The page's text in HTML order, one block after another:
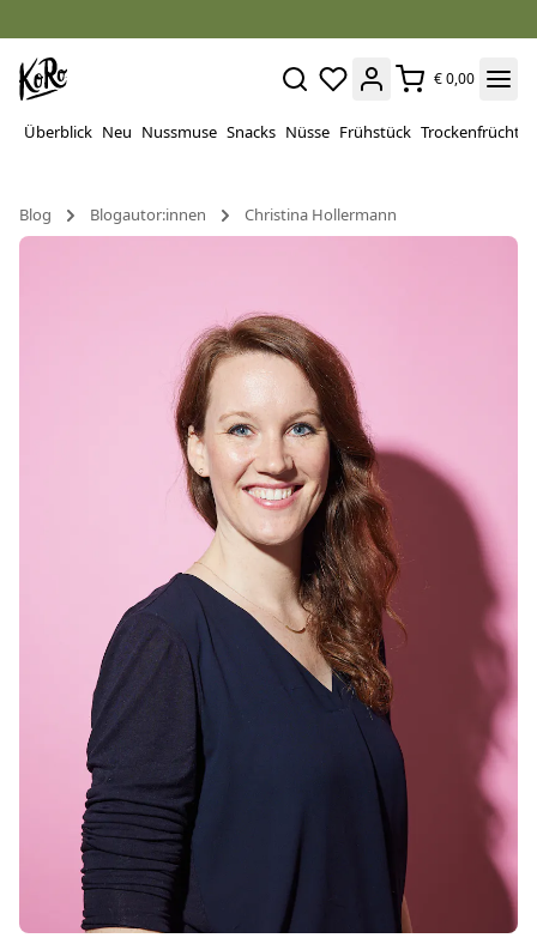
€ 0,00
Überblick Neu Nussmuse Snacks Nüsse Frühstück Trockenfrüchte
Blog
Blogautor:innen Christina Hollermann